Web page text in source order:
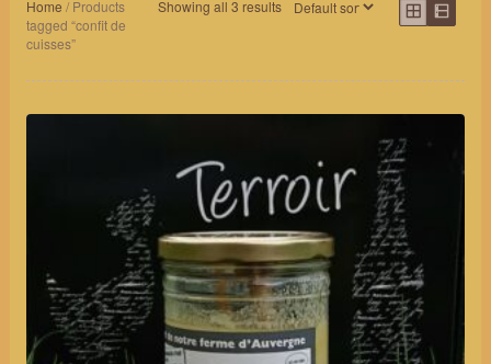
Home / Products
tagged “confit de
cuisses”
Showing all 3 results